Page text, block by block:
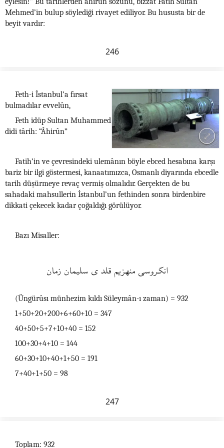
Mehmed’in bulup söylediği rivayet ediliyor. Bu hususta bir de
beyit vardır:
246
Feth-i İstanbul’a fırsat
bulmadılar evvelûn,
Feth idüp Sultan Muhammed
didi târih: “Âhirûn”
Fatih’in ve çevresindeki ulemânın böyle ebced hesabına karşı
bariz bir ilgi göstermesi, kanaatımızca, Osmanlı diyarında ebcedle
tarih düşürmeye revaç vermiş olmalıdır. Gerçekten de bu
sahadaki mahsullerin İstanbul’un fethinden sonra birdenbire
dikkati çekecek kadar çoğaldığı görülüyor.
Bazı Misaller:
انگروسى منهزيم قلدى سليمان زمان
(Üngürûsı münhezim kıldı Süleymân-ı zaman) = 932
1+50+20+200+6+60+10 = 347
40+50+5+7+10+40 = 152
100+30+4+10 = 144
60+30+10+40+1+50 = 191
7+40+1+50 = 98
247
Toplam: 932